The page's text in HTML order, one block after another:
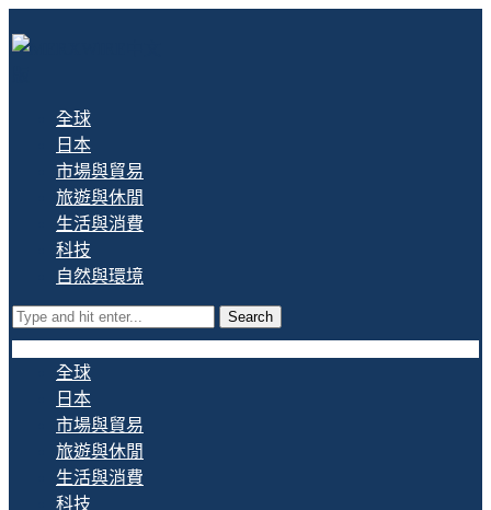
全球
日本
市場與貿易
旅遊與休閒
生活與消費
科技
自然與環境
Search
全球
日本
市場與貿易
旅遊與休閒
生活與消費
科技